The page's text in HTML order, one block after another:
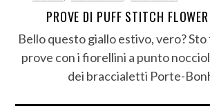
PROVE DI PUFF STITCH
Bello questo giallo estivo, vero?
prove con i fiorellini a punto
dei braccialetti Porte-